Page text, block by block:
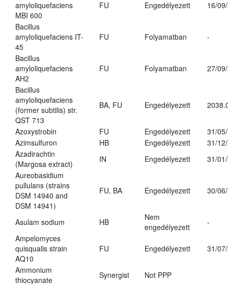
amyloliquefaciens
MBI 600
FU Engedélyezett 16/
Bacillus
amyloliquefaciens IT-
45
FU Folyamatban -
Bacillus
amyloliquefaciens
AH2
FU Folyamatban 27/
Bacillus
amyloliquefaciens
(former subtilis) str.
QST 713
BA, FU Engedélyezett
Azoxystrobin FU Engedélyezett
31/
Azimsulfuron
HB Engedélyezett
31/
Azadirachtin
(Margosa extract)
IN Engedélyezett
31/
Aureobasidium
pullulans (strains
DSM 14940 and
DSM 14941)
FU, BA Engedélyezett 30/
Asulam sodium HB
Nem
engedélyezett
-
Ampelomyces
quisqualis strain
AQ10
FU Engedélyezett 31/
Ammonium
thiocyanate
Synergist
Not PPP